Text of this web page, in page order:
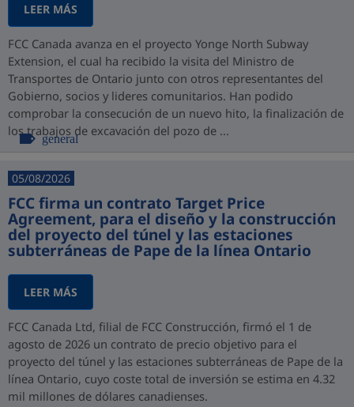
LEER MÁS
FCC Canada avanza en el proyecto Yonge North Subway
Extension, el cual ha recibido la visita del Ministro de
Transportes de Ontario junto con otros representantes del
Gobierno, socios y lideres comunitarios. Han podido
comprobar la consecución de un nuevo hito, la finalización de
los trabajos de excavación del pozo de ...
general
05/08/2026
FCC firma un contrato Target Price
Agreement, para el diseño y la construcción
del proyecto del túnel y las estaciones
subterráneas de Pape de la línea Ontario
LEER MÁS
FCC Canada Ltd, filial de FCC Construcción, firmó el 1 de
agosto de 2026 un contrato de precio objetivo para el
proyecto del túnel y las estaciones subterráneas de Pape de la
línea Ontario, cuyo coste total de inversión se estima en 4.32
mil millones de dólares canadienses.